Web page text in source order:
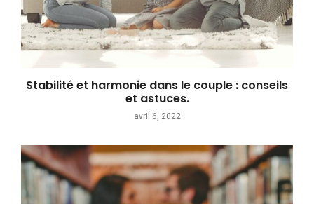
Stabilité et harmonie dans le couple : conseils
et astuces.
avril 6, 2022